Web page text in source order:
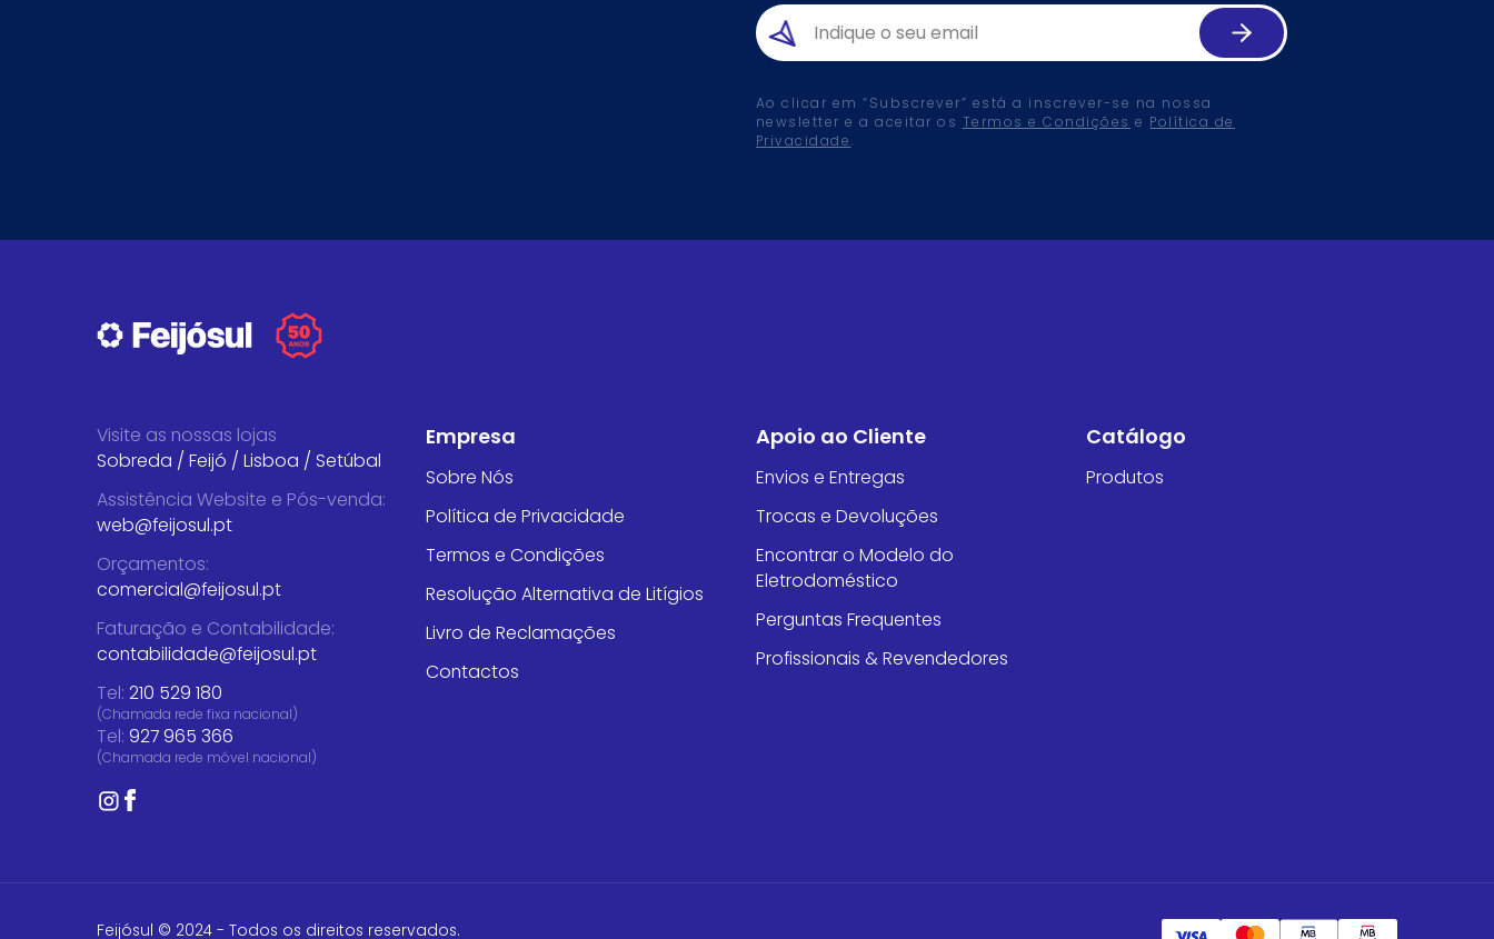
Ao clicar em “Subscrever” está a inscrever-se na nossa
newsletter e a aceitar os Termos e Condições e Política de
Privacidade.
Visite as nossas lojas
Sobreda / Feijó / Lisboa / Setúbal
Assistência Website e Pós-venda:
web@feijosul.pt
Orçamentos:
comercial@feijosul.pt
Faturação e Contabilidade:
contabilidade@feijosul.pt
Tel: 210 529 180
(Chamada rede fixa nacional)
Tel: 927 965 366
(Chamada rede móvel nacional)
Empresa
Sobre Nós
Política de Privacidade
Termos e Condições
Resolução Alternativa de Litígios
Livro de Reclamações
Contactos
Apoio ao Cliente
Envios e Entregas
Trocas e Devoluções
Encontrar o Modelo do
Eletrodoméstico
Perguntas Frequentes
Profissionais & Revendedores
Catálogo
Produtos
Feijósul © 2024 - Todos os direitos reservados.